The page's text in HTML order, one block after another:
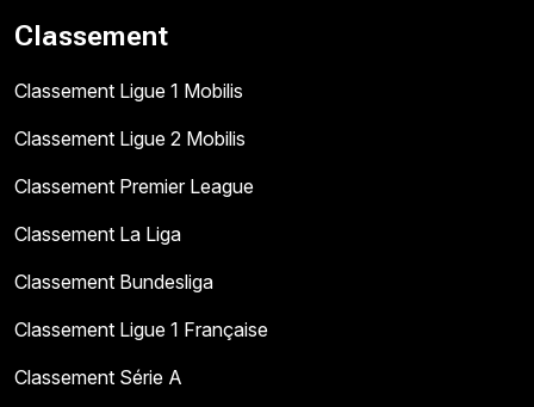
Classement
Classement Ligue 1 Mobilis
Classement Ligue 2 Mobilis
Classement Premier League
Classement La Liga
Classement Bundesliga
Classement Ligue 1 Française
Classement Série A